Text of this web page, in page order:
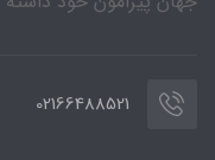
02166488521